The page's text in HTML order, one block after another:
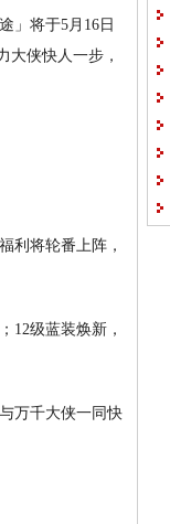
」将于5月16日
大侠快人一步，
利将轮番上阵，
12级蓝装焕新，
万千大侠一同快